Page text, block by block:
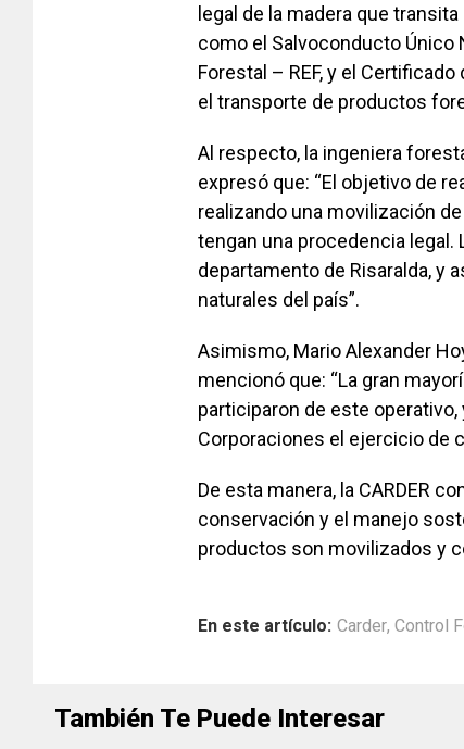
legal de la madera que
como el Salvoconducto Único
Forestal – REF, y el
el transporte de productos
Al respecto, la ingeniera
expresó que: “El objetivo de
realizando una movilización
tengan una procedencia legal.
departamento de Risaralda, y
naturales del país”.
Asimismo, Mario Alexander
mencionó que: “La gran
participaron de este
Corporaciones el ejercicio de
De esta manera, la CARDER
conservación y el manejo
productos son movilizados y
En este artículo: Carder, Control
También Te Puede Interesar